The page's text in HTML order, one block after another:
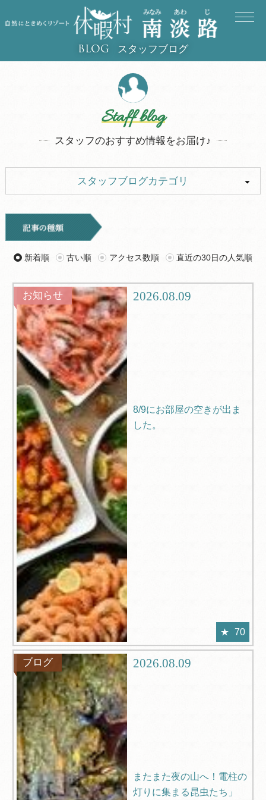
BLOG スタッフブログ
Staff blog
スタッフのおすすめ情報をお届け♪
スタッフブログカテゴリ
キャンプ
旅行記 ツアー
グルメ
ブログ
新着順 古い順 アクセス数順 直近の30日の人気順
お知らせ 2026.08.09
8/9にお部屋の空きが出ま
した。
70
ブログ 2026.08.09
またまた夜の山へ！電柱の
灯りに集まる昆虫たち」